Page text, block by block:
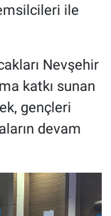
ile
Nevşehir
katkı sunan
gençleri
devam